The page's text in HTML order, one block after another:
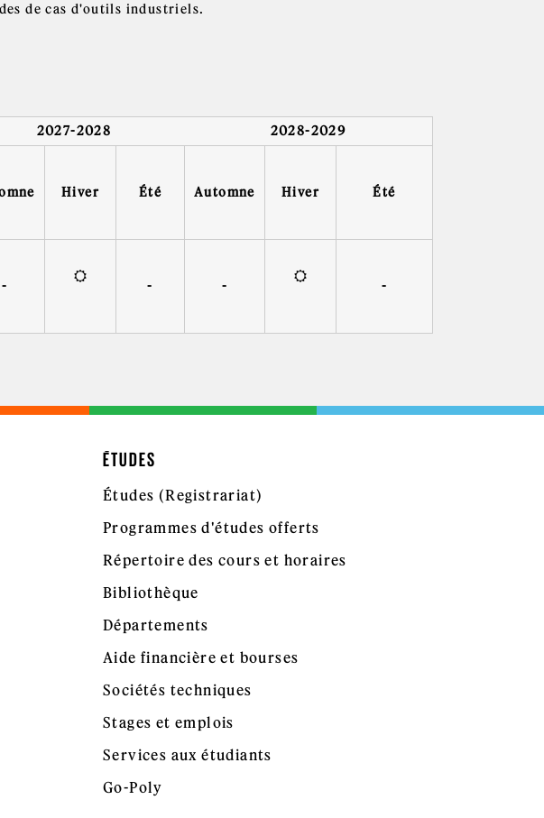
de cas d'outils industriels.
2027-2028 2028-2029
Hiver Été Automne Hiver Été
- - - -
ÉTUDES
Études (Registrariat)
Programmes d'études offerts
Répertoire des cours et horaires
Bibliothèque
Départements
Aide financière et bourses
Sociétés techniques
Stages et emplois
Services aux étudiants
Go-Poly